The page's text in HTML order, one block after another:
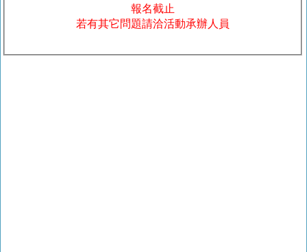
報名截止
若有其它問題請洽活動承辦人員